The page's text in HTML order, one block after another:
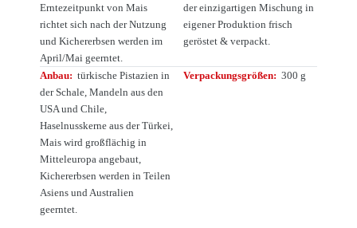
Erntezeitpunkt von Mais
richtet sich nach der Nutzung
und Kichererbsen werden im
April/Mai geerntet.
der einzigartigen Mischung in
eigener Produktion frisch
geröstet & verpackt.
Anbau: türkische Pistazien in
der Schale, Mandeln aus den
USA und Chile,
Haselnusskerne aus der Türkei,
Mais wird großflächig in
Mitteleuropa angebaut,
Kichererbsen werden in Teilen
Asiens und Australien
geerntet.
Verpackungsgrößen: 300 g